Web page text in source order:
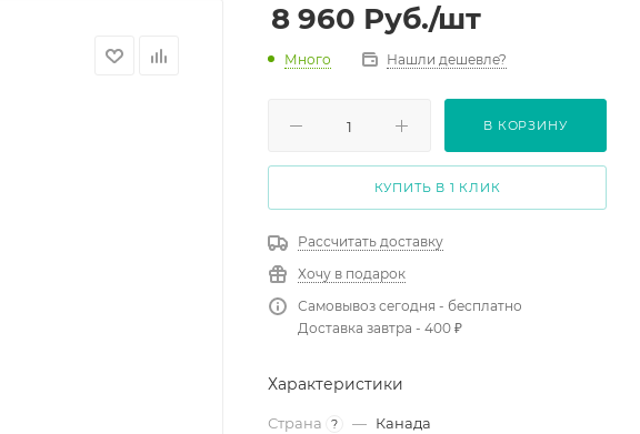
8 960 Руб./шт
Много Нашли дешевле?
В КОРЗИНУ
КУПИТЬ В 1 КЛИК
Рассчитать доставку
Хочу в подарок
Самовывоз сегодня - бесплатно
Доставка завтра - 400 ₽
Характеристики
Страна ? — Канада